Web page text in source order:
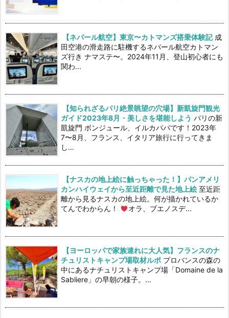
【ネパール航空】東京〜カトマンズ搭乗体験記 成
田空港の滑走路に駐機するネパール航空カトマン
ズ行き ナマステ〜。2024年11月、登山初心者にも
関わ...
【知られざるパリ絶景眺望の穴場】新凱旋門観光
ガイド2023年8月・美しさを堪能しよう パリの新
凱旋門 ボンジュール、イルカパパです！2023年
7〜8月、フランス、イタリア旅行に行ってきま
し...
【ナスカの地上絵に触っちゃった！】パンアメリ
カンハイウェイから至近距離で見た地上絵 至近距
離から見るナスカの地上絵。何が描かれているか
てんでわからん！
オラ、ブエノスデ...
【ヨーロッパで家族連れに大人気】フランスのナ
チュリストキャンプ場取材ルポ プロバンスの森の
中にあるナチュリストキャンプ場「Domaine de la
Sabliere」の早朝の様子。...